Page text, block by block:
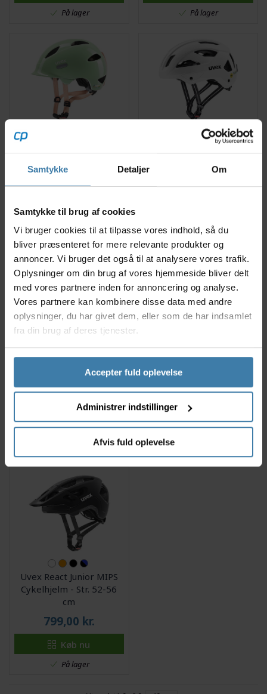
Samtykke Detaljer Om
Samtykke til brug af cookies
Vi bruger cookies til at tilpasse vores indhold, så du
bliver præsenteret for mere relevante produkter og
annoncer. Vi bruger det også til at analysere vores trafik.
Oplysninger om din brug af vores hjemmeside bliver delt
med vores partnere inden for annoncering og analyse.
Vores partnere kan kombinere disse data med andre
oplysninger, du har givet dem, eller som de har indsamlet
fra din brug af deres tjenester.
Accepter fuld oplevelse
Administrer indstillinger
Afvis fuld oplevelse
På lager På lager
Uvex Oyo Cykelhjelm
Kids
388,00kr.
Køb nu
Delvis på lager
Uvex City Stride MIPS
Cykelhjelm
899,00kr.
Delvis på lager
Uvex React MIPS
Cykelhjelm
762,00kr.
Køb nu
Delvis på lager
Uvex Oyo Style
Cykelhjelm Kids
407,00
Køb nu
Uvex React Junior MIPS
Cykelhjelm - Str. 52-56
cm
799,00 kr.
Køb nu
På lager